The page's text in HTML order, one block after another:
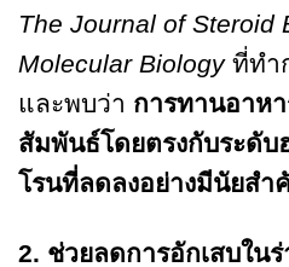
The Journal of Steroid
Molecular Biologyที่ทำ
และพบว่า การทานอาห
สัมพันธ์โดยตรงกับระดับ
โรนที่ลดลงอย่างมีนัยสำ
2. ช่วยลดการอักเสบในร่